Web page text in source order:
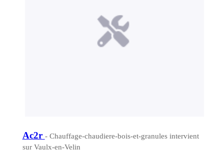
Ac2r - Chauffage-chaudiere-bois-et-granules intervient
sur Vaulx-en-Velin